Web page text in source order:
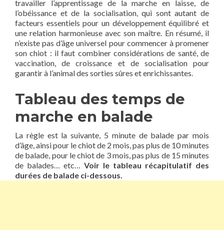
travailler l’apprentissage de la marche en laisse, de
l’obéissance et de la socialisation, qui sont autant de
facteurs essentiels pour un développement équilibré et
une relation harmonieuse avec son maître. En résumé, il
n’existe pas d’âge universel pour commencer à promener
son chiot : il faut combiner considérations de santé, de
vaccination, de croissance et de socialisation pour
garantir à l’animal des sorties sûres et enrichissantes.
Tableau des temps de
marche en balade
La règle est la suivante, 5 minute de balade par mois
d’âge, ainsi pour le chiot de 2 mois, pas plus de 10 minutes
de balade, pour le chiot de 3 mois, pas plus de 15 minutes
de balades… etc… Voir le tableau récapitulatif des
durées de balade ci-dessous.